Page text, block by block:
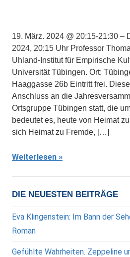
19. März. 2024 @ 20:15-21:30 –
2024, 20:15 Uhr Professor
Uhland-Institut für Empirische
Universität Tübingen. Ort:
Haaggasse 26b Eintritt frei.
Anschluss an die
Ortsgruppe Tübingen statt, die
bedeutet es, heute von Heimat
sich Heimat zu Fremde, […]
Weiterlesen
DIE NEUESTEN BEITRÄGE
Eva Klingenstein: Im Bann der
Roman
Gefühlte Wahrheiten. Zeppeline